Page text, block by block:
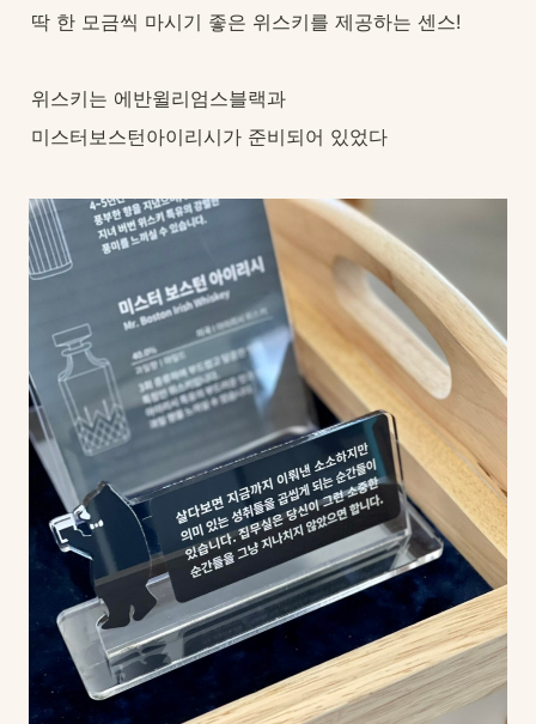
딱 한 모금씩 마시기 좋은 위스키를 제공하는 센스!
위스키는 에반윌리엄스블랙과
미스터보스턴아이리시가 준비되어 있었다